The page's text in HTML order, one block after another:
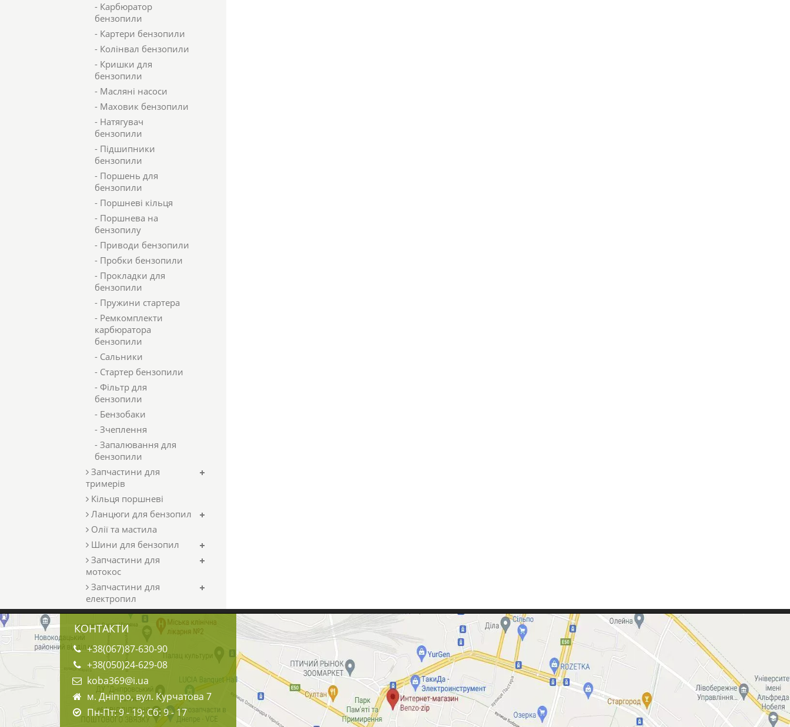
- Карбюратор
бензопили
- Картери бензопили
- Колінвал бензопили
- Кришки для
бензопили
- Масляні насоси
- Маховик бензопили
- Натягувач
бензопили
- Підшипники
бензопили
- Поршень для
бензопили
- Поршневі кільця
- Поршнева на
бензопилу
- Приводи бензопили
- Пробки бензопили
- Прокладки для
бензопили
- Пружини стартера
- Ремкомплекти
карбюратора
бензопили
- Сальники
- Стартер бензопили
- Фільтр для
бензопили
- Бензобаки
- Зчеплення
- Запалювання для
бензопили
Запчастини для
тримерів
Кільця поршневі
Ланцюги для бензопил
Олії та мастила
Шини для бензопил
Запчастини для
мотокос
Запчастини для
електропил
КОНТАКТИ
+38(067)87-630-90
+38(050)24-629-08
koba369@i.ua
м. Дніпро, вул. Курчатова 7
Пн-Пт: 9 - 19; Сб: 9 - 17